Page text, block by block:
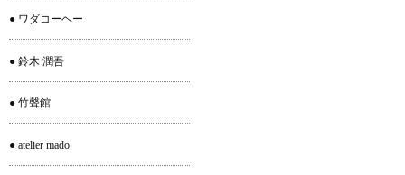
● ワダコーヘー
● 鈴木 潤吾
● 竹聲館
● atelier mado